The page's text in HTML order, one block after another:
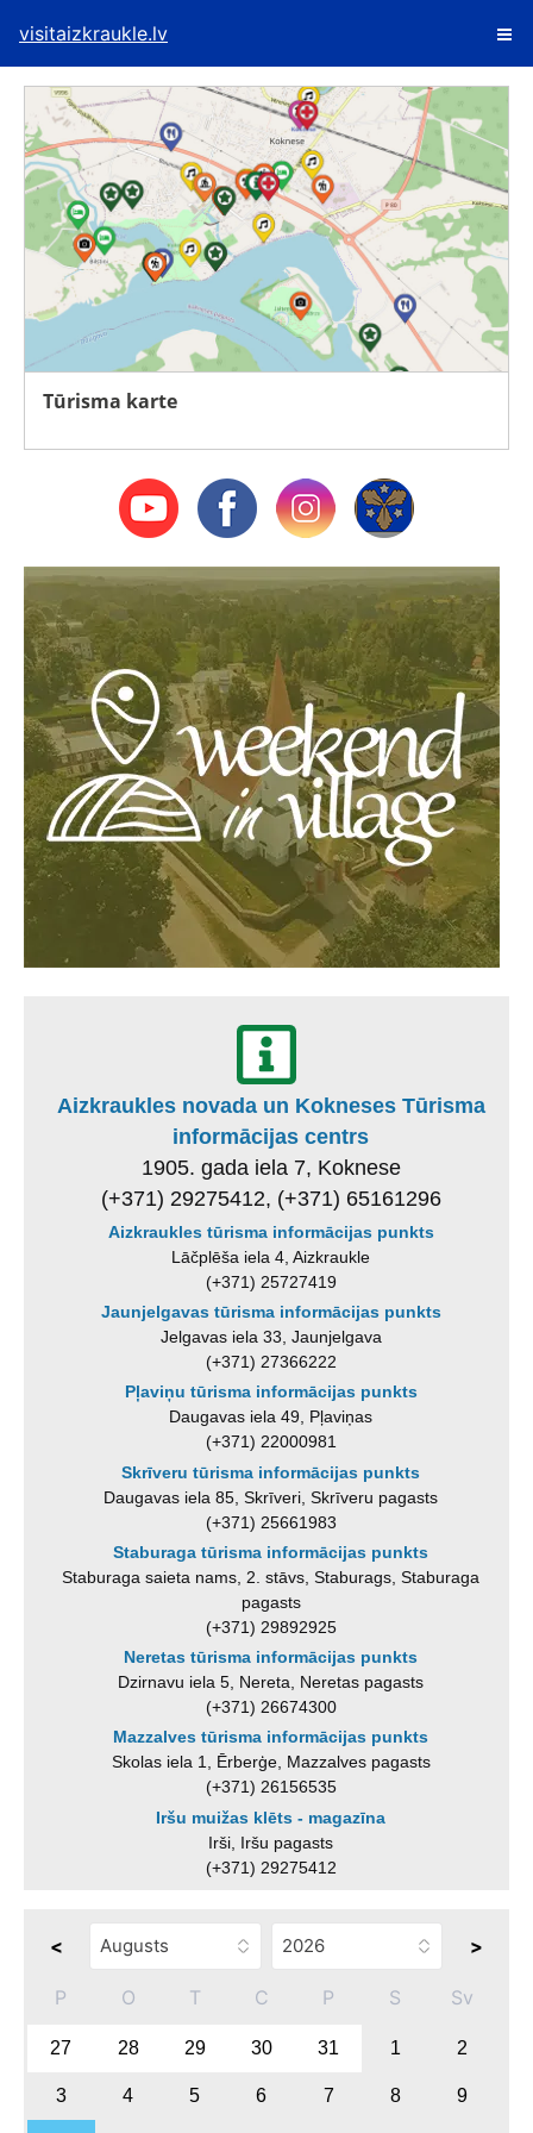
visitaizkraukle.lv
Tūrisma karte
Aizkraukles novada un Kokneses Tūrisma
informācijas centrs
1905. gada iela 7, Koknese
(+371) 29275412, (+371) 65161296
Aizkraukles tūrisma informācijas punkts
Lāčplēša iela 4, Aizkraukle
(+371) 25727419
Jaunjelgavas tūrisma informācijas punkts
Jelgavas iela 33, Jaunjelgava
(+371) 27366222
Pļaviņu tūrisma informācijas punkts
Daugavas iela 49, Pļaviņas
(+371) 22000981
Skrīveru tūrisma informācijas punkts
Daugavas iela 85, Skrīveri, Skrīveru pagasts
(+371) 25661983
Staburaga tūrisma informācijas punkts
Staburaga saieta nams, 2. stāvs, Staburags, Staburaga
pagasts
(+371) 29892925
Neretas tūrisma informācijas punkts
Dzirnavu iela 5, Nereta, Neretas pagasts
(+371) 26674300
Mazzalves tūrisma informācijas punkts
Skolas iela 1, Ērberģe, Mazzalves pagasts
(+371) 26156535
Iršu muižas klēts - magazīna
Irši, Iršu pagasts
(+371) 29275412
< >
P O T C P S Sv
27 28 29 30 31 1 2
3 4 5 6 7 8 9